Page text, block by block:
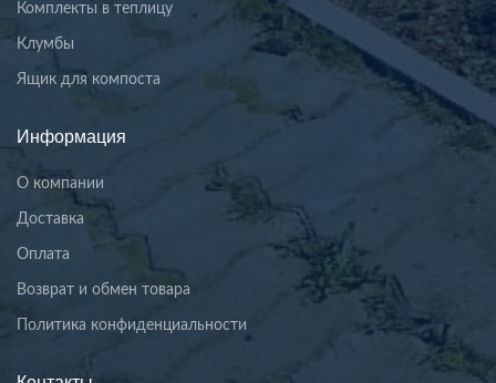
Комплекты в теплицу
Клумбы
Ящик для компоста
Информация
О компании
Доставка
Оплата
Возврат и обмен товара
Политика конфиденциальности